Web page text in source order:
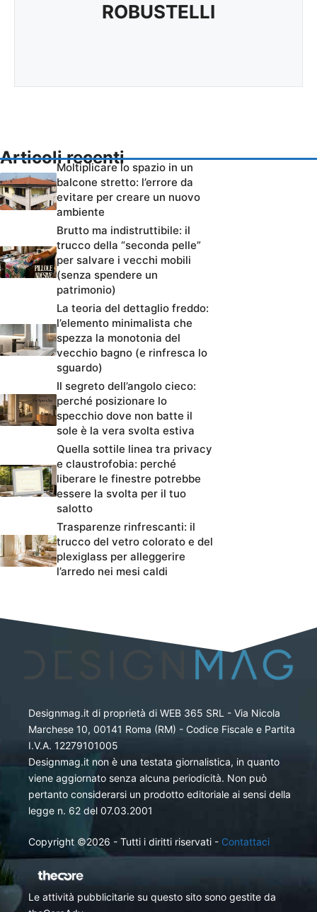
ROBUSTELLI
Articoli recenti
Moltiplicare lo spazio in un
balcone stretto: l’errore da
evitare per creare un nuovo
ambiente
Brutto ma indistruttibile: il
trucco della “seconda pelle”
per salvare i vecchi mobili
(senza spendere un
patrimonio)
La teoria del dettaglio freddo:
l’elemento minimalista che
spezza la monotonia del
vecchio bagno (e rinfresca lo
sguardo)
Il segreto dell’angolo cieco:
perché posizionare lo
specchio dove non batte il
sole è la vera svolta estiva
Quella sottile linea tra privacy
e claustrofobia: perché
liberare le finestre potrebbe
essere la svolta per il tuo
salotto
Trasparenze rinfrescanti: il
trucco del vetro colorato e del
plexiglass per alleggerire
l’arredo nei mesi caldi
Designmag.it di proprietà di WEB 365 SRL - Via Nicola
Marchese 10, 00141 Roma (RM) - Codice Fiscale e Partita
I.V.A. 12279101005
Designmag.it non è una testata giornalistica, in quanto
viene aggiornato senza alcuna periodicità. Non può
pertanto considerarsi un prodotto editoriale ai sensi della
legge n. 62 del 07.03.2001
Copyright ©2026 - Tutti i diritti riservati - Contattaci
Le attività pubblicitarie su questo sito sono gestite da